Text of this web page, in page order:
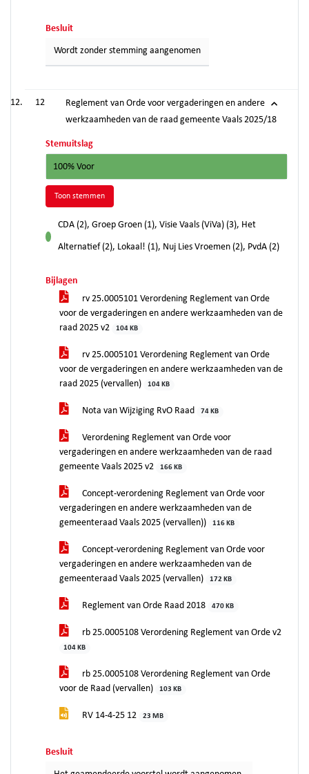
Besluit
Wordt zonder stemming aangenomen
12
Reglement van Orde voor vergaderingen en andere
werkzaamheden van de raad gemeente Vaals 2025/18
Stemuitslag
100% Voor
Toon stemmen
voor
CDA (2), Groep Groen (1), Visie Vaals (ViVa) (3), Het
Alternatief (2), Lokaal! (1), Nuj Lies Vroemen (2), PvdA (2)
Bijlagen
rv 25.0005101 Verordening Reglement van Orde
voor de vergaderingen en andere werkzaamheden van de
raad 2025 v2
104 KB
rv 25.0005101 Verordening Reglement van Orde
voor de vergaderingen en andere werkzaamheden van de
raad 2025 (vervallen)
104 KB
Nota van Wijziging RvO Raad 74 KB
Verordening Reglement van Orde voor
vergaderingen en andere werkzaamheden van de raad
gemeente Vaals 2025 v2
166 KB
Concept-verordening Reglement van Orde voor
vergaderingen en andere werkzaamheden van de
gemeenteraad Vaals 2025 (vervallen))
116 KB
Concept-verordening Reglement van Orde voor
vergaderingen en andere werkzaamheden van de
gemeenteraad Vaals 2025 (vervallen)
172 KB
Reglement van Orde Raad 2018 470 KB
rb 25.0005108 Verordening Reglement van Orde v2
104 KB
rb 25.0005108 Verordening Reglement van Orde
voor de Raad (vervallen)
103 KB
RV 14-4-25 12 23 MB
Besluit